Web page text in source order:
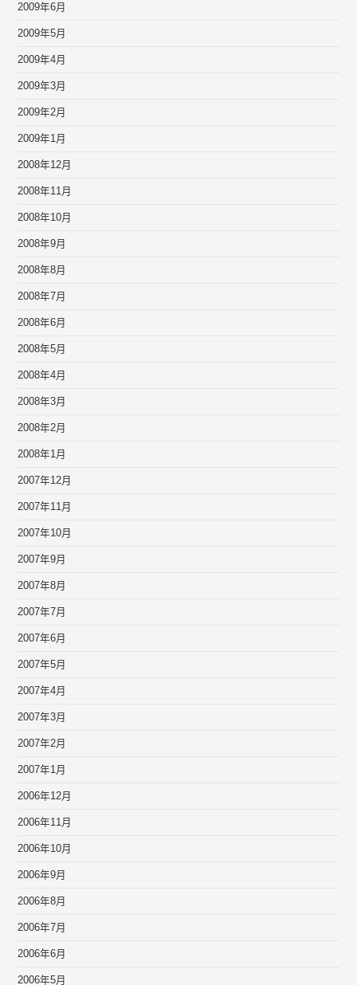
2009年6月
2009年5月
2009年4月
2009年3月
2009年2月
2009年1月
2008年12月
2008年11月
2008年10月
2008年9月
2008年8月
2008年7月
2008年6月
2008年5月
2008年4月
2008年3月
2008年2月
2008年1月
2007年12月
2007年11月
2007年10月
2007年9月
2007年8月
2007年7月
2007年6月
2007年5月
2007年4月
2007年3月
2007年2月
2007年1月
2006年12月
2006年11月
2006年10月
2006年9月
2006年8月
2006年7月
2006年6月
2006年5月